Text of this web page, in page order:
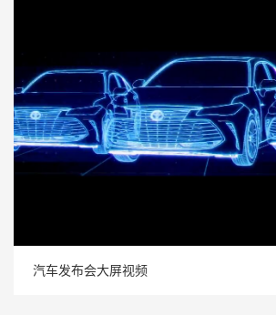
汽车发布会大屏视频
汽车发布会大屏视频